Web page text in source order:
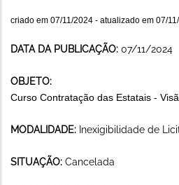
criado em 07/11/2024 - atualizado em 07/
DATA DA PUBLICAÇÃO: 07/11/2024
OBJETO:
Curso Contratação das Estatais -
MODALIDADE: Inexigibilidade de
SITUAÇÃO: Cancelada